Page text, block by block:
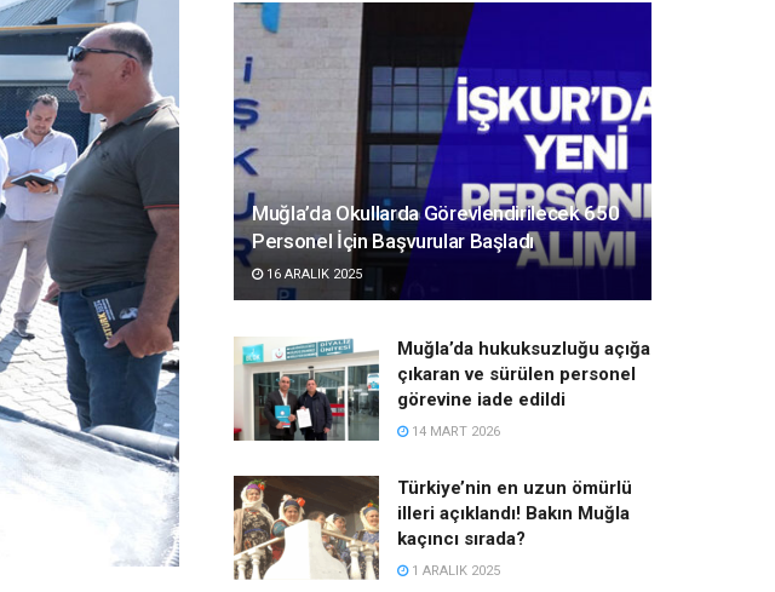
Muğla’da Okullarda Görevlendirilecek 650
Personel İçin Başvurular Başladı
16 ARALIK 2025
Muğla’da hukuksuzluğu açığa
çıkaran ve sürülen personel
görevine iade edildi
14 MART 2026
Türkiye’nin en uzun ömürlü
illeri açıklandı! Bakın Muğla
kaçıncı sırada?
1 ARALIK 2025